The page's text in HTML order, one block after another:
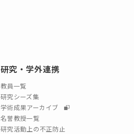
研究・学外連携
教員一覧
研究シーズ集
学術成果アーカイブ
名誉教授一覧
研究活動上の不正防止